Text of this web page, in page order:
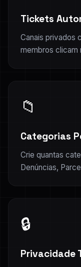
Tickets
Canais privados
membros clicam
📁
Categorias
Crie quantas
Denúncias,
🔒
Privacidade